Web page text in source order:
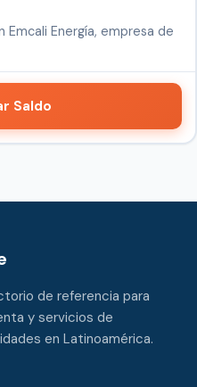
Energía, empresa de
Saldo
de referencia para
y servicios de
en Latinoamérica.